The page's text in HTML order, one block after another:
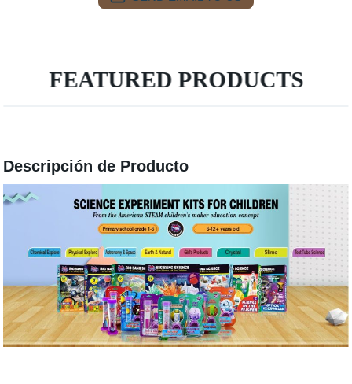
FEATURED PRODUCTS
Descripción de Producto